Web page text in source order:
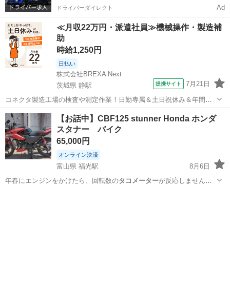
ドライバーダイレクト Ad
≪月収22万円・派遣社員≫機械操作・製造補
助
時給1,250円
日払い
株式会社BREXA Next
茨城県 静駅
提携サイト 7月21日
コネクタ製造工場の検査や測定作業！日勤専属＆土日祝休み＆年間休
日128日★クリーンルーム内作業★マイカー通勤OK＆無料駐車場あり
★就業先食堂利用可！日払い制度あり！《茨城県常陸大宮市》 人気の
工場のお仕事 ◇コネクタ製造工...
茨城 常陸大宮市 静駅
【お話中】CBF125 stunner Honda ホンダ
スタナー バイク
65,000円
オンライン決済
富山県 福光駅
8月6日
年春にエンジンをかけたら、回転数のタコメーターが反応しませんで